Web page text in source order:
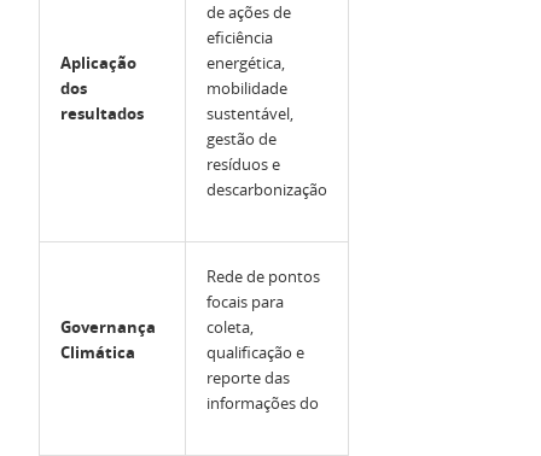
Aplicação
dos
resultados
de ações de
eficiência
energética,
mobilidade
sustentável,
gestão de
resíduos e
descarbonização
Governança
Climática
Rede de pontos
focais para
coleta,
qualificação e
reporte das
informações do